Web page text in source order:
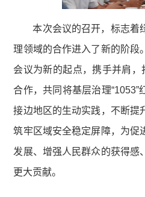
本次会议的召开，标志着
理领域的合作进入了新的阶段
会议为新的起点，携手并肩，
合作，共同将基层治理
接边地区的生动实践，不断提
筑牢区域安全稳定屏障，为促
发展、增强人民群众的获得感
更大贡献。